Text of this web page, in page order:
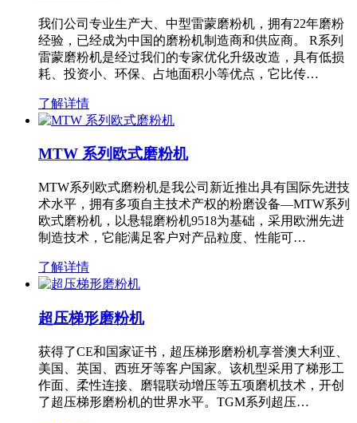
我们公司专业生产大、中型雷蒙磨粉机，拥有22年磨粉
经验，已经成为中国的磨粉机制造商和供应商。 R系列
雷蒙磨粉机是经过我们的专家优化升级改造，具有低损
耗、投资小、环保、占地面积小等优点，它比传…
了解详情
MTW 系列欧式磨粉机
MTW系列欧式磨粉机是我公司新近推出具有国际先进技
术水平，拥有多项自主技术产权的粉磨设备—MTW系列
欧式磨粉机，以悬辊磨粉机9518为基础，采用欧洲先进
制造技术，它能满足客户对产品粒度、性能可…
了解详情
超压梯形磨粉机
获得了CE和国家证书，超压梯形磨粉机享誉澳大利亚、
美国、英国、西班牙等客户国家。该机型采用了梯形工
作面、柔性连接、磨辊联动增压等五项磨机技术，开创
了超压梯形磨粉机的世界水平。TGM系列超压…